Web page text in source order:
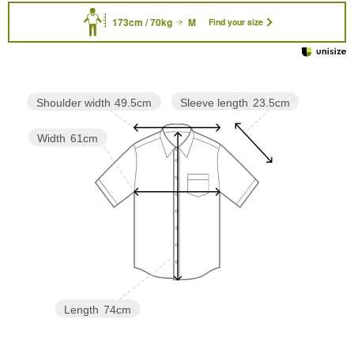
173cm / 70kg M Find your size
Sleeve length 23.5cm
Length 74cm
Width 61cm
Shoulder width 49.5cm